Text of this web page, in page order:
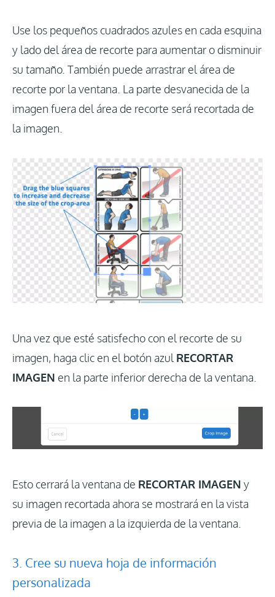
Use los pequeños cuadrados azules en cada esquina
y lado del área de recorte para aumentar o disminuir
su tamaño. También puede arrastrar el área de
recorte por la ventana. La parte desvanecida de la
imagen fuera del área de recorte será recortada de
la imagen.
Una vez que esté satisfecho con el recorte de su
imagen, haga clic en el botón azul RECORTAR
IMAGEN en la parte inferior derecha de la ventana.
Esto cerrará la ventana de RECORTAR IMAGEN y
su imagen recortada ahora se mostrará en la vista
previa de la imagen a la izquierda de la ventana.
3. Cree su nueva hoja de información
personalizada